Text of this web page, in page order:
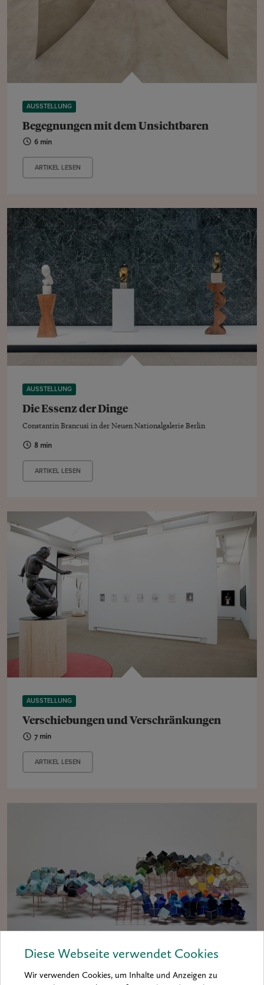
Diese Webseite verwendet Cookies
Wir verwenden Cookies, um Inhalte und Anzeigen zu
AUSSTELLUNG
Begegnungen mit dem Unsichtbaren
6 min
ARTIKEL LESEN
AUSSTELLUNG
Die Essenz der Dinge
Constantin Brancusi in der Neuen Nationalgalerie Berlin
8 min
ARTIKEL LESEN
AUSSTELLUNG
Verschiebungen und Verschränkungen
7 min
ARTIKEL LESEN